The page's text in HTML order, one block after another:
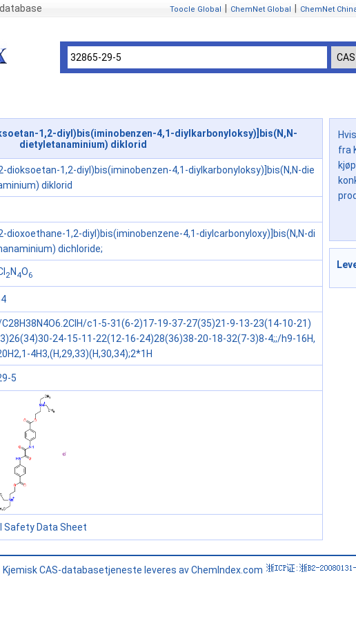
Toocle Global ChemNet Global ChemNet
1,2-diyl)bis(iminobenzen-4,1-diylkarbonyloksy)]bis(N,N-
dietyletanaminium) diklorid
dioksoetan-1,2-diyl)bis(iminobenzen-4,1-diylkarbonyloksy)]bis(N,N-die
diklorid
dioxoethane-1,2-diyl)bis(iminobenzene-4,1-diylcarbonyloxy)]bis(N,N-di
dichloride;
2N 4O6
C28H38N4O6.2ClH/c1-5-31(6-2)17-19-37-27(35)21-9-13-23(14-10-21)
24-15-11-22(12-16-24)28(36)38-20-18-32(7-3)8-4;;/h9-16H,
4H3,(H,29,33)(H,30,34);2*1H
5
Safety Data Sheet
fra
Kjemisk CAS-databasetjeneste leveres av ChemIndex.com